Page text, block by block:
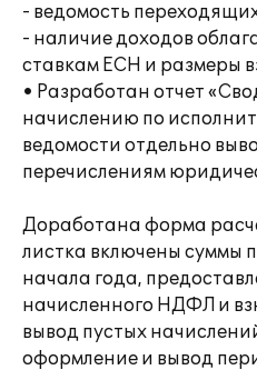
- ведомость
- наличие доходов
ставкам ЕСН и размеры
• Разработан отчет
начислению по
ведомости отдельно
перечислениям
Доработана форма
листка включены суммы
начала года,
начисленного НДФЛ и
вывод пустых
оформление и вывод